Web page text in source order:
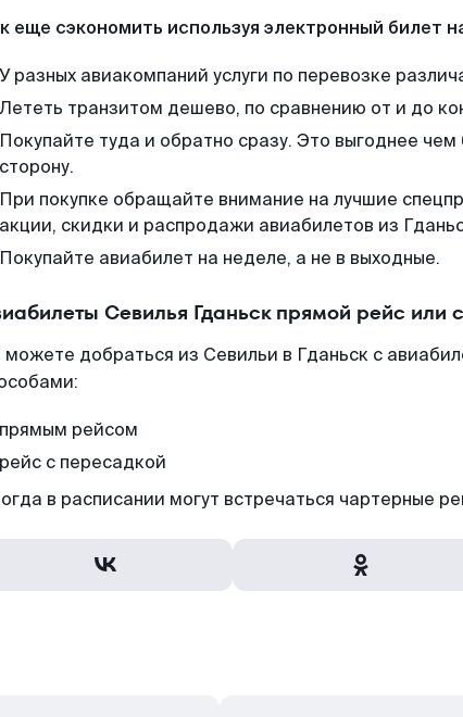
еще сэкономить используя электронный билет
У разных авиакомпаний услуги по перевозке
Лететь транзитом дешево, по сравнению от и до
Покупайте туда и обратно сразу. Это выгоднее
сторону.
При покупке обращайте внимание на лучшие
акции, скидки и распродажи авиабилетов из
Покупайте авиабилет на неделе, а не в выходные.
Севилья Гданьск прямой рейс или
можете добраться из Севильи в Гданьск с
прямым рейсом
рейс с пересадкой
в расписании могут встречаться чартерные